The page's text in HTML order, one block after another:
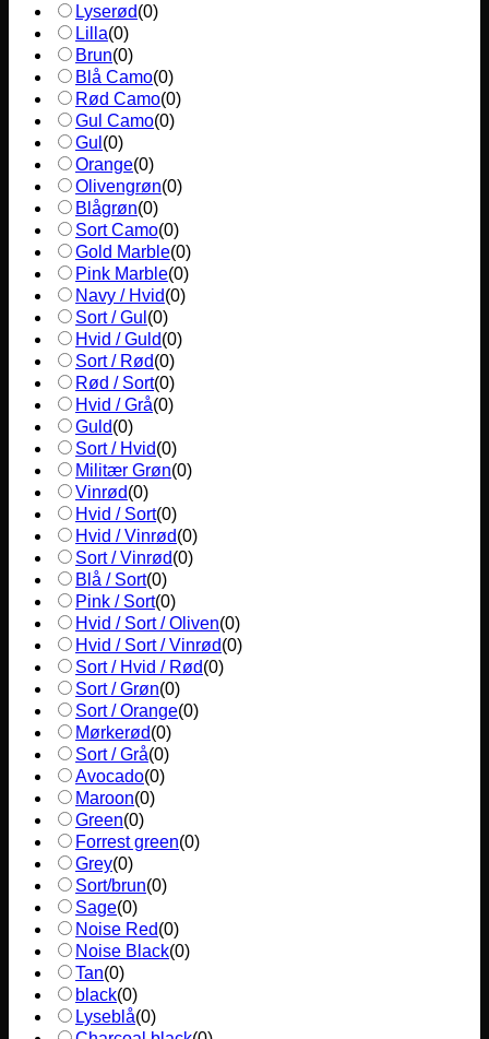
Lyserød(0)
Lilla(0)
Brun(0)
Blå Camo(0)
Rød Camo(0)
Gul Camo(0)
Gul (0)
Orange(0)
Olivengrøn(0)
Blågrøn(0)
Sort Camo(0)
Gold Marble(0)
Pink Marble(0)
Navy / Hvid(0)
Sort / Gul (0)
Hvid / Guld(0)
Sort / Rød(0)
Rød / Sort(0)
Hvid / Grå(0)
Guld(0)
Sort / Hvid(0)
Militær Grøn(0)
Vinrød(0)
Hvid / Sort(0)
Hvid / Vinrød(0)
Sort / Vinrød(0)
Blå / Sort(0)
Pink / Sort(0)
Hvid / Sort / Oliven(0)
Hvid / Sort / Vinrød(0)
Sort / Hvid / Rød(0)
Sort / Grøn(0)
Sort / Orange(0)
Mørkerød(0)
Sort / Grå(0)
Avocado(0)
Maroon(0)
Green(0)
Forrest green(0)
Grey(0)
Sort/brun(0)
Sage(0)
Noise Red(0)
Noise Black(0)
Tan(0)
black(0)
Lyseblå(0)